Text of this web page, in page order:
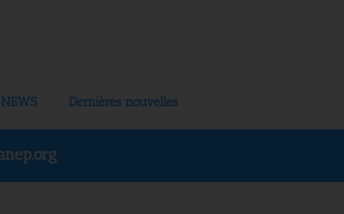
NEWS Dernières nouvelles